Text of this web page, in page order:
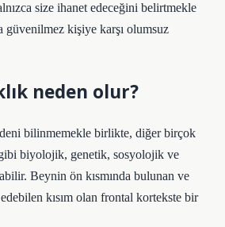
size ihanet edeceğini belirtmekle
güvenilmez kişiye karşı olumsuz
neden olur?
bilinmemekle birlikte, diğer birçok
biyolojik, genetik, sosyolojik ve
Beynin ön kısmında bulunan ve
kısım olan frontal kortekste bir